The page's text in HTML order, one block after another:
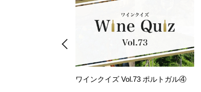
ワインクイズ Vol.73 ポルトガル④